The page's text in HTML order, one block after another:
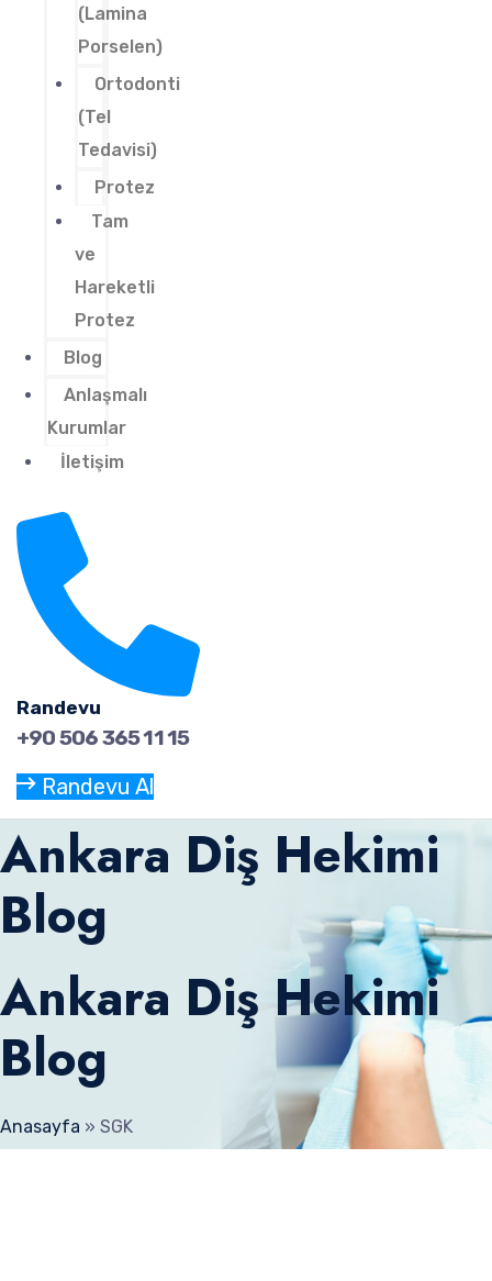
(Lamina
Porselen)
Ortodonti
(Tel
Tedavisi)
Protez
Tam
ve
Hareketli
Protez
Blog
Anlaşmalı
Kurumlar
İletişim
Randevu
+90 506 365 11 15
Randevu Al
Ankara Diş Hekimi
Blog
Ankara Diş Hekimi
Blog
Anasayfa » SGK